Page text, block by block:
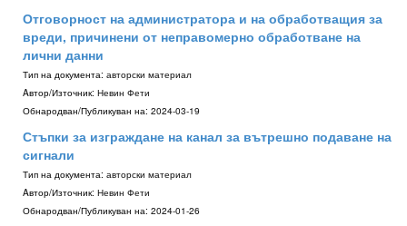
Отговорност на администратора и на обработващия за
вреди, причинени от неправомерно обработване на
лични данни
Тип на документа: авторски материал
Aвтор/Източник: Невин Фети
Обнародван/Публикуван на: 2024-03-19
Стъпки за изграждане на канал за вътрешно подаване на
сигнали
Тип на документа: авторски материал
Aвтор/Източник: Невин Фети
Обнародван/Публикуван на: 2024-01-26